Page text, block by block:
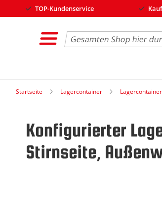
TOP-Kundenservice
Search
Startseite Lagercontainer
Konfigurierter
Stirnseite,